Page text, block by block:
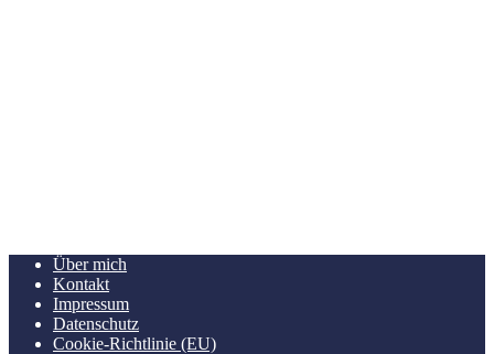
Über mich
Kontakt
Impressum
Datenschutz
Cookie-Richtlinie (EU)